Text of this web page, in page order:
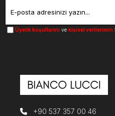
Üyelik koşullarını ve kişisel verilerimin
+90 537 357 00 46